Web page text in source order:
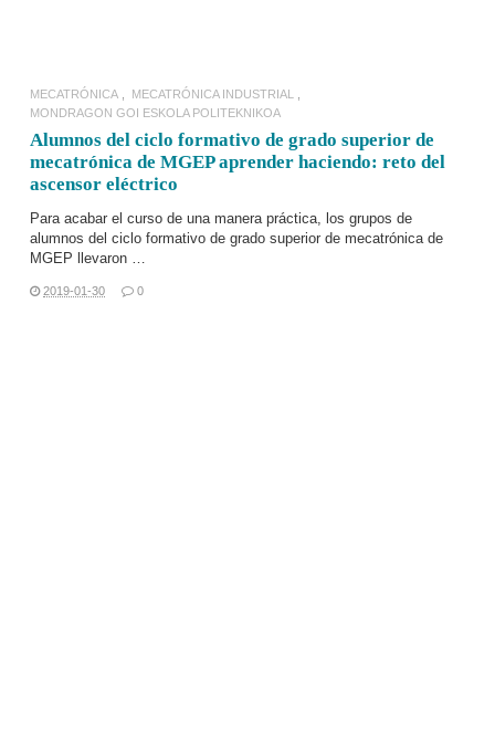
MECATRÓNICA
MECATRÓNICA INDUSTRIAL
MONDRAGON GOI ESKOLA POLITEKNIKOA
Alumnos del ciclo formativo de grado superior de
mecatrónica de MGEP aprender haciendo: reto del
ascensor eléctrico
Para acabar el curso de una manera práctica, los grupos de
alumnos del ciclo formativo de grado superior de mecatrónica de
MGEP llevaron …
2019-01-30 0